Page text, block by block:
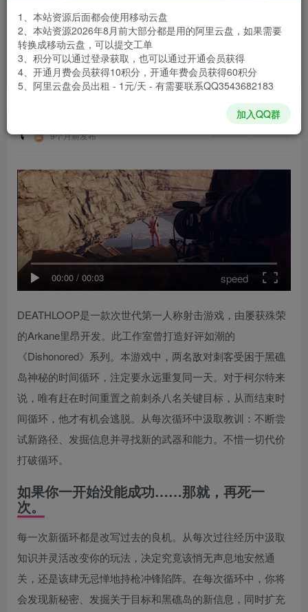
登录购买
安装包大小
游戏本体大小
29.91 GB
9个月前发布
00:00 / 00:03 speed
DEATHLOOP是一款次世代第一人称射击游戏，由屡获殊荣
的Arkane里昂开发。此工作室曾打造好评如潮的
《Dishonored》系列。本游戏中，两名敌对刺客受困于黑礁
岛神秘的时间循环，注定要永远重复同一天。对于柯尔特来
说，唯有赶在时间重置之前刺杀八名关键目标，从而结束时
间循环，他才有机会逃脱。从每次循环中汲取教训：不断尝
试新路径、发掘信息并寻找新的武器和能力。不惜一切代价
打破循环。
如果你一开始没能成功……那就，再死一
次。
每一次新循环都是改写过去的良机。从每次过往经历中汲取
知识并灵活改变你的玩法，决定究竟该悄无声息地安然通
关，还是该肆无忌惮地持枪冲锋陷阵。在每次循环中，你将
会发现新秘密、发掘关于目标和黑礁岛的新信息，同时扩充
1、本站资源后面都会使用移动云盘
2、本站资源2026年8月前大部分都是用的阿里云盘，如果需要
转换成移动云盘，可以提交工单
3、积分可以通过登录获取，也可以通过开通会员获得
4、开通月费会员获得10积分，开通年费会员获得60积分
5、阿里云盘会员出租 - 1元/天 - 有需要联系QQ3543682183
加入QQ群